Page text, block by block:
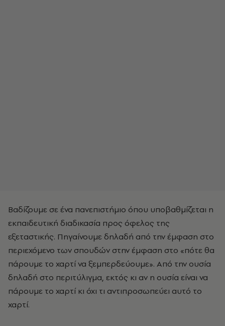
Βαδίζουμε σε ένα πανεπιστήμιο όπου υποβαθμίζεται η
εκπαιδευτική διαδικασία προς όφελος της
εξεταστικής. Πηγαίνουμε δηλαδή από την έμφαση στο
περιεχόμενο των σπουδών στην έμφαση στο «πότε θα
πάρουμε το χαρτί να ξεμπερδεύουμε». Από την ουσία
δηλαδή στο περιτύλιγμα, εκτός κι αν η ουσία είναι να
πάρουμε το χαρτί κι όχι τι αντιπροσωπεύει αυτό το
χαρτί.